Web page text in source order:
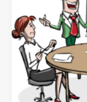
entreprises
(PME) :
le
meilleur
pourquoi?